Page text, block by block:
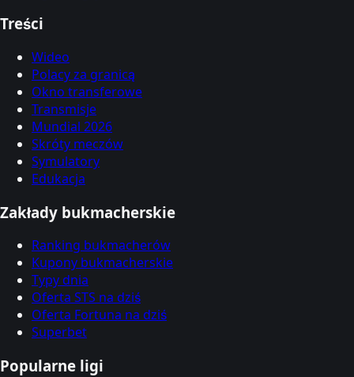
Treści
Wideo
Polacy za granicą
Okno transferowe
Transmisje
Mundial 2026
Skróty meczów
Symulatory
Edukacja
Zakłady bukmacherskie
Ranking bukmacherów
Kupony bukmacherskie
Typy dnia
Oferta STS na dziś
Oferta Fortuna na dziś
Superbet
Popularne ligi